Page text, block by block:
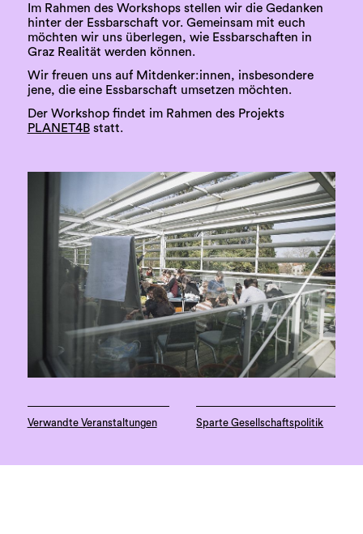
Im Rahmen des Workshops stellen wir die Gedanken
hinter der Essbarschaft vor. Gemeinsam mit euch
möchten wir uns überlegen, wie Essbarschaften in
Graz Realität werden können.
Wir freuen uns auf Mitdenker:innen, insbesondere
jene, die eine Essbarschaft umsetzen möchten.
Der Workshop findet im Rahmen des Projekts
PLANET4Bstatt.
Verwandte Veranstaltungen Sparte Gesellschaftspolitik